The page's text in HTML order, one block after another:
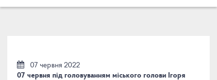
07 червня 2022
07 червня під головуванням міського голови Ігоря